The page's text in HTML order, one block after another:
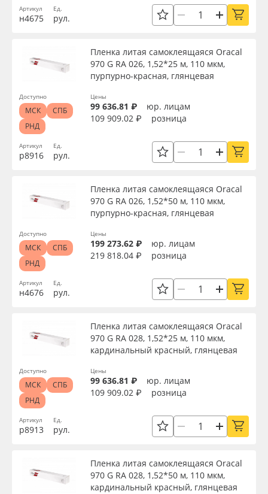
Артикул
н4675
Ед.
рул.
Артикул
р8916
Пленка литая самоклеящаяся Oracal
970 G RA 026, 1,52*25 м, 110 мкм,
пурпурно-красная, глянцевая
Ед.
рул.
Цены
99 636.81 ₽
юр. лицам
109 909.02 ₽
розница
Доступно
МСК
СПБ
РНД
Артикул
н4676
Пленка литая самоклеящаяся Oracal
970 G RA 026, 1,52*50 м, 110 мкм,
пурпурно-красная, глянцевая
Ед.
рул.
Цены
199 273.62 ₽
юр. лицам
219 818.04 ₽
розница
Доступно
МСК
СПБ
РНД
Артикул
р8913
Пленка литая самоклеящаяся Oracal
970 G RA 028, 1,52*25 м, 110 мкм,
кардинальный красный, глянцевая
Ед.
рул.
Цены
99 636.81 ₽
юр. лицам
109 909.02 ₽
розница
Доступно
МСК
СПБ
РНД
Пленка литая самоклеящаяся Oracal
970 G RA 028, 1,52*50 м, 110 мкм,
кардинальный красный, глянцевая